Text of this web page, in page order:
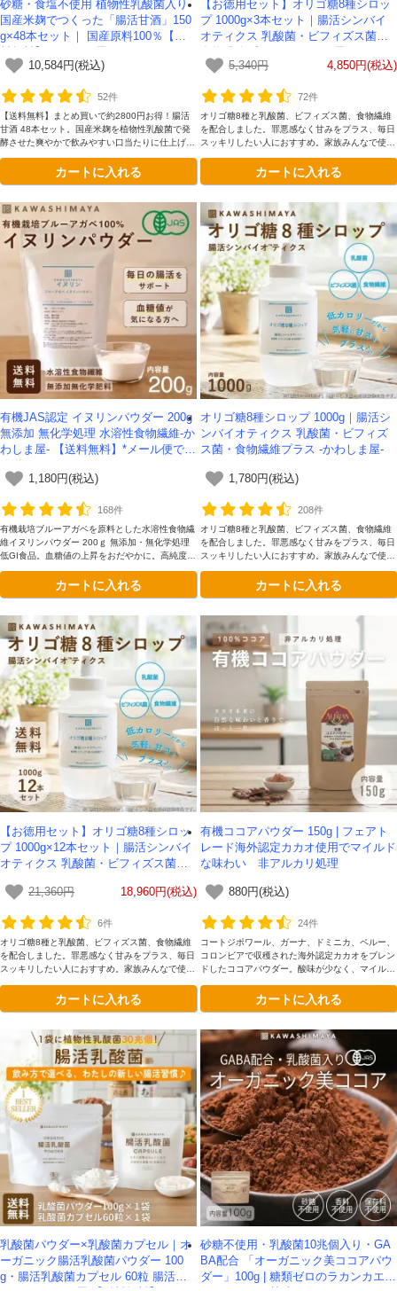
砂糖・食塩不使用 植物性乳酸菌入り
国産米麹でつくった「腸活甘酒」150
g×48本セット｜ 国産原料100％【送
10,584円(税込)
52件
【送料無料】まとめ買いで約2800円お得！腸活
甘酒 48本セット。国産米麹を植物性乳酸菌で発
酵させた爽やかで飲みやすい口当たりに仕上げま
カートに入れる
【お徳用セット】オリゴ糖8種シロッ
プ 1000g×3本セット｜腸活シンバイ
オティクス 乳酸菌・ビフィズス菌・
5,340円
4,850円(税込)
72件
オリゴ糖8種と乳酸菌、ビフィズス菌、食物繊維
を配合しました。罪悪感なく甘みをプラス、毎日
スッキリしたい人におすすめ。家族みんなで使い
カートに入れる
有機JAS認定 イヌリンパウダー 200g
無添加 無化学処理 水溶性食物繊維-か
わしま屋- 【送料無料】*メール便での
1,180円(税込)
168件
有機栽培ブルーアガベを原料とした水溶性食物繊
維イヌリンパウダー 200ｇ 無添加・無化学処理
低GI食品。血糖値の上昇をおだやかに。高純度の
カートに入れる
オリゴ糖8種シロップ 1000g｜腸活シ
ンバイオティクス 乳酸菌・ビフィズ
ス菌・食物繊維プラス -かわしま屋-
1,780円(税込)
208件
オリゴ糖8種と乳酸菌、ビフィズス菌、食物繊維
を配合しました。罪悪感なく甘みをプラス、毎日
スッキリしたい人におすすめ。家族みんなで使い
カートに入れる
【お徳用セット】オリゴ糖8種シロッ
プ 1000g×12本セット｜腸活シンバイ
オティクス 乳酸菌・ビフィズス菌・
料】 21,360円 18,960円(税込)
6件
オリゴ糖8種と乳酸菌、ビフィズス菌、食物繊維
を配合しました。罪悪感なく甘みをプラス、毎日
スッキリしたい人におすすめ。家族みんなで使い
カートに入れる
有機ココアパウダー 150g | フェアト
レード海外認定カカオ使用でマイルド
な味わい 非アルカリ処理
880円(税込)
24件
コートジポワール、ガーナ、ドミニカ、ペルー、
コロンビアで収穫された海外認定カカオをブレン
ドしたココアパウダー。酸味が少なく、マイルド
カートに入れる
乳酸菌パウダー×乳酸菌カプセル｜オ
ーガニック腸活乳酸菌パウダー 100
g・腸活乳酸菌カプセル 60粒 腸活セ
砂糖不使用・乳酸菌10兆個入り・GA
BA配合 「オーガニック美ココアパウ
ダー」100g | 糖類ゼロのラカンカエキ